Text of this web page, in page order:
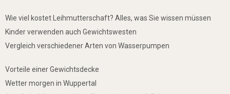
Wie viel kostet Leihmutterschaft? Alles, was Sie wissen müssen
Kinder verwenden auch Gewichtswesten
Vergleich verschiedener Arten von Wasserpumpen
Vorteile einer Gewichtsdecke
Wetter morgen in Wuppertal